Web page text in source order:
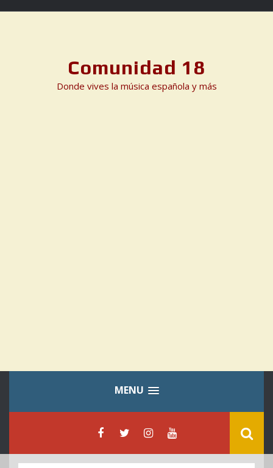
Comunidad 18
Donde vives la música española y más
MENU